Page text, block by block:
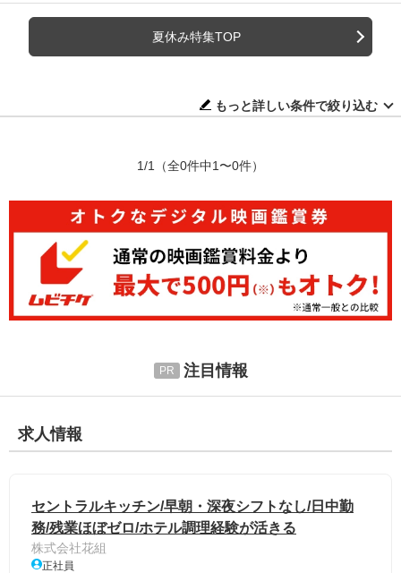
夏休み特集TOP
もっと詳しい条件で絞り込む
1/1 （全0件中1〜0件）
注目情報
求人情報
セントラルキッチン/早朝・深夜シフトなし/日中勤
務/残業ほぼゼロ/ホテル調理経験が活きる
株式会社花組
正社員